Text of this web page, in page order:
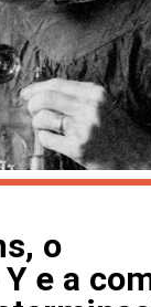
o
e a